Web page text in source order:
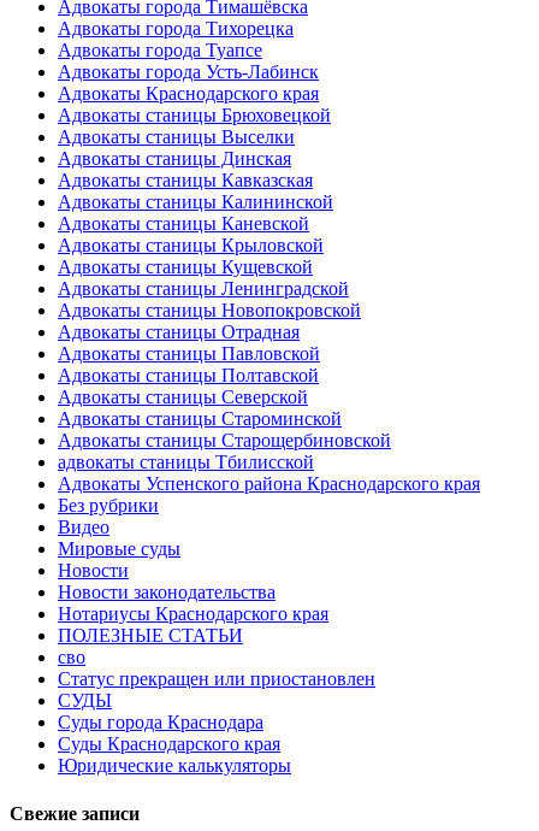
Адвокаты города Тимашёвска
Адвокаты города Тихорецка
Адвокаты города Туапсе
Адвокаты города Усть-Лабинск
Адвокаты Краснодарского края
Адвокаты станицы Брюховецкой
Адвокаты станицы Выселки
Адвокаты станицы Динская
Адвокаты станицы Кавказская
Адвокаты станицы Калининской
Адвокаты станицы Каневской
Адвокаты станицы Крыловской
Адвокаты станицы Кущевской
Адвокаты станицы Ленинградской
Адвокаты станицы Новопокровской
Адвокаты станицы Отрадная
Адвокаты станицы Павловской
Адвокаты станицы Полтавской
Адвокаты станицы Северской
Адвокаты станицы Староминской
Адвокаты станицы Старощербиновской
адвокаты станицы Тбилисской
Адвокаты Успенского района Краснодарского края
Без рубрики
Видео
Мировые суды
Новости
Новости законодательства
Нотариусы Краснодарского края
ПОЛЕЗНЫЕ СТАТЬИ
сво
Статус прекращен или приостановлен
СУДЫ
Суды города Краснодара
Суды Краснодарского края
Юридические калькуляторы
Свежие записи